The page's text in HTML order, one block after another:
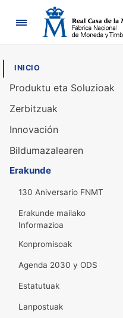
Nabigazioa
INICIO
Produktu eta Soluzioak
Zerbitzuak
Innovación
Bildumazalearen
Erakunde
130 Aniversario FNMT
Erakunde mailako
Informazioa
Konpromisoak
Agenda 2030 y ODS
Estatutuak
Lanpostuak